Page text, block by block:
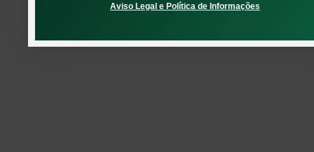
Aviso Legal e Política de Informações